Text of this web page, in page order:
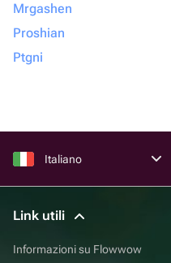
Mrgashen
Proshian
Ptgni
Italiano
Link utili
Informazioni su Flowwow